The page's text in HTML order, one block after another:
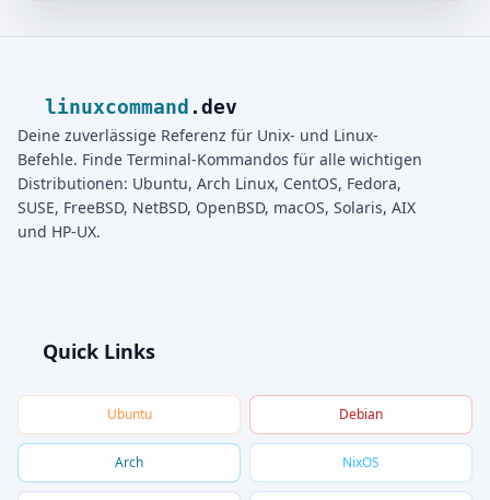
linuxcommand .dev
Deine zuverlässige Referenz für Unix- und Linux-
Befehle. Finde Terminal-Kommandos für alle wichtigen
Distributionen: Ubuntu, Arch Linux, CentOS, Fedora,
SUSE, FreeBSD, NetBSD, OpenBSD, macOS, Solaris, AIX
und HP-UX.
Quick Links
Ubuntu Debian
Arch NixOS